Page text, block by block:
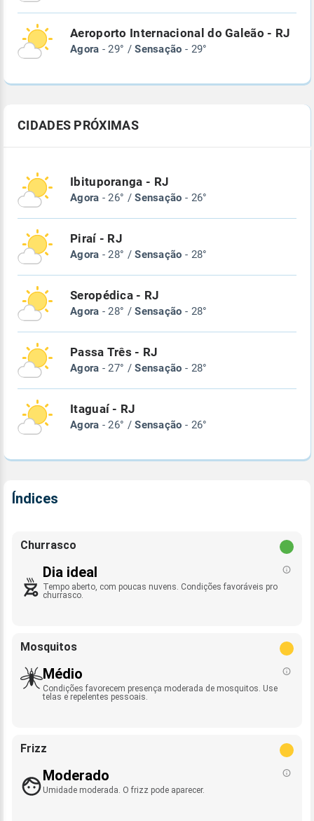
Aeroporto Internacional do Galeão - RJ
Agora - 29° /Sensação - 29°
CIDADES PRÓXIMAS
Ibituporanga - RJ
Agora - 26° /Sensação - 26°
Piraí - RJ
Agora - 28° /Sensação - 28°
Seropédica - RJ
Agora - 28° /Sensação - 28°
Passa Três - RJ
Agora - 27° /Sensação - 28°
Itaguaí - RJ
Agora - 26° /Sensação - 26°
Índices
Churrasco
Dia ideal
Tempo aberto, com poucas nuvens. Condições favoráveis pro
churrasco.
Mosquitos
Médio
Condições favorecem presença moderada de mosquitos. Use
telas e repelentes pessoais.
Frizz
Moderado
Umidade moderada. O frizz pode aparecer.